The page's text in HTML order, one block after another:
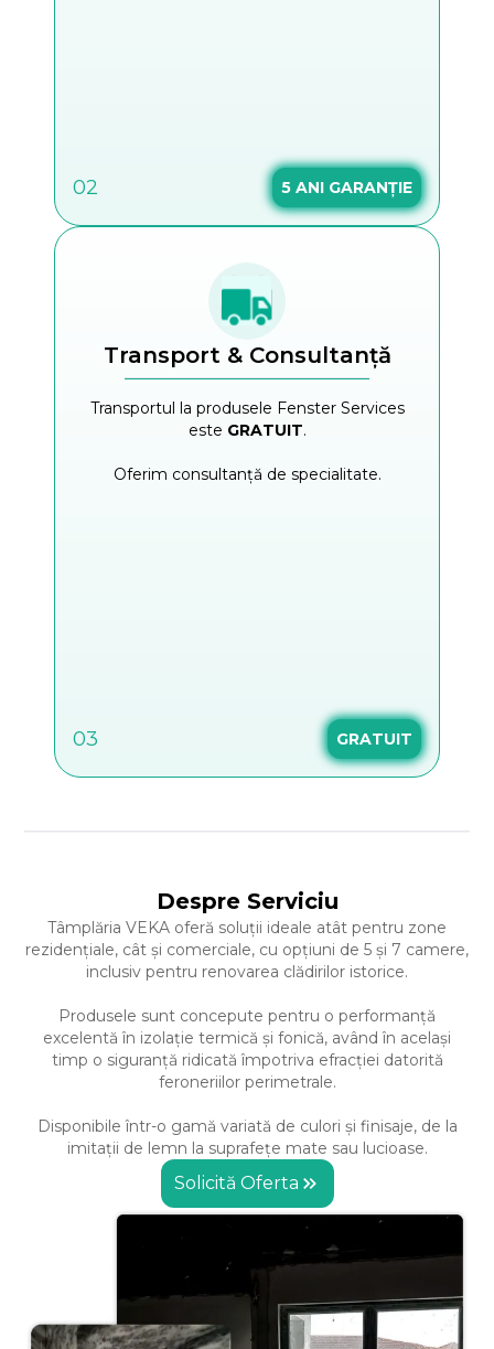
02 5 ANI GARANȚIE
Transport & Consultanță
Transportul la produsele Fenster Services
este GRATUIT.
Oferim consultanță de specialitate.
03 GRATUIT
Despre Serviciu
Tâmplăria VEKA oferă soluții ideale atât pentru zone
rezidențiale, cât și comerciale, cu opțiuni de 5 și 7 camere,
inclusiv pentru renovarea clădirilor istorice.
Produsele sunt concepute pentru o performanță
excelentă în izolație termică și fonică, având în același
timp o siguranță ridicată împotriva efracției datorită
feroneriilor perimetrale.
Disponibile într-o gamă variată de culori și finisaje, de la
imitații de lemn la suprafețe mate sau lucioase.
Solicită Oferta